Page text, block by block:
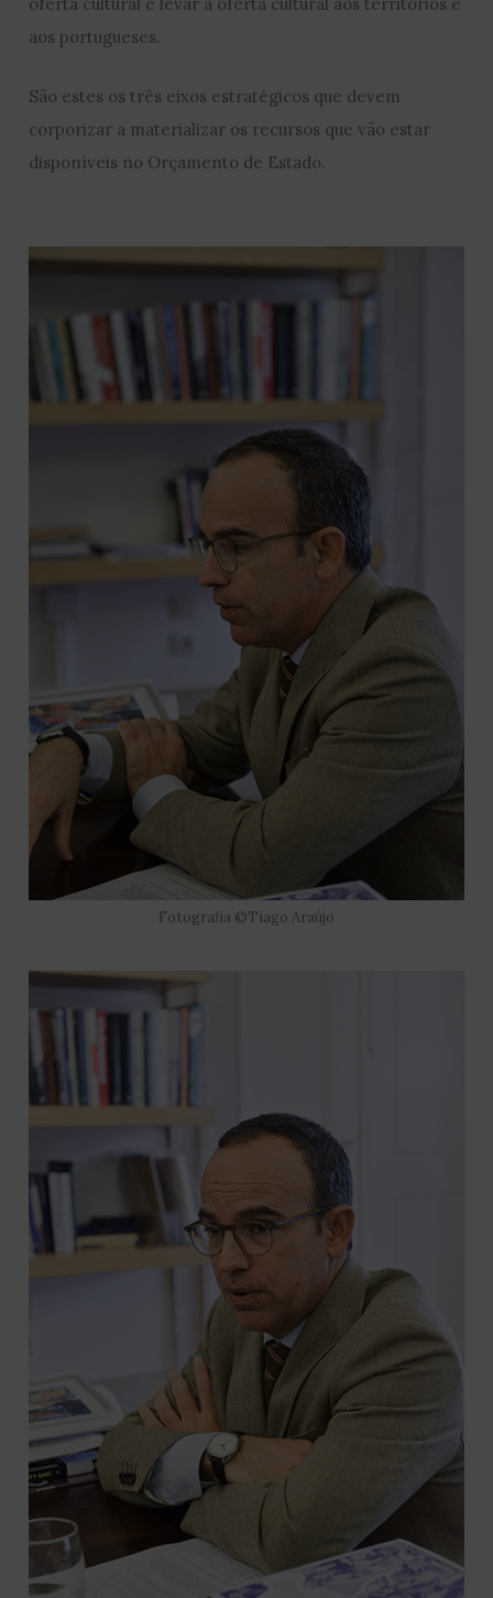
aos portugueses.
São estes os três eixos estratégicos que devem
corporizar a materializar os recursos que vão estar
disponíveis no Orçamento de Estado.
Fotografia ©Tiago Araújo